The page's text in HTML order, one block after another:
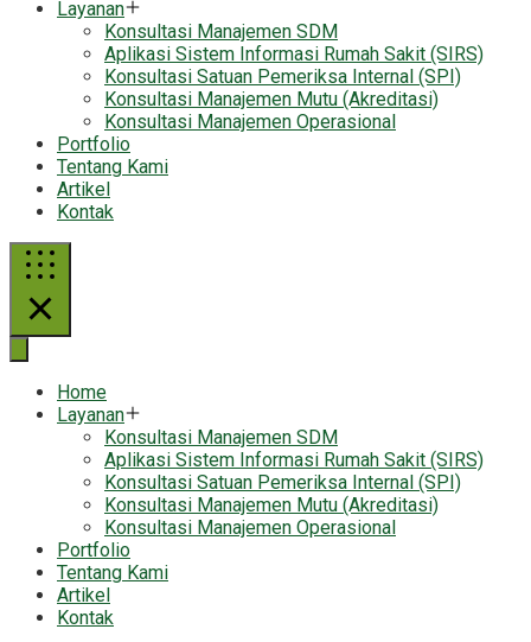
Layanan
Konsultasi Manajemen SDM
Aplikasi Sistem Informasi Rumah Sakit (SIRS)
Konsultasi Satuan Pemeriksa Internal (SPI)
Konsultasi Manajemen Mutu (Akreditasi)
Konsultasi Manajemen Operasional
Portfolio
Tentang Kami
Artikel
Kontak
Home
Layanan
Konsultasi Manajemen SDM
Aplikasi Sistem Informasi Rumah Sakit (SIRS)
Konsultasi Satuan Pemeriksa Internal (SPI)
Konsultasi Manajemen Mutu (Akreditasi)
Konsultasi Manajemen Operasional
Portfolio
Tentang Kami
Artikel
Kontak